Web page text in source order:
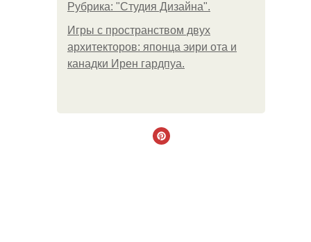
Рубрика: "Студия Дизайна".
Игры с пространством двух
архитекторов: японца эири ота и
канадки Ирен гардпуа.